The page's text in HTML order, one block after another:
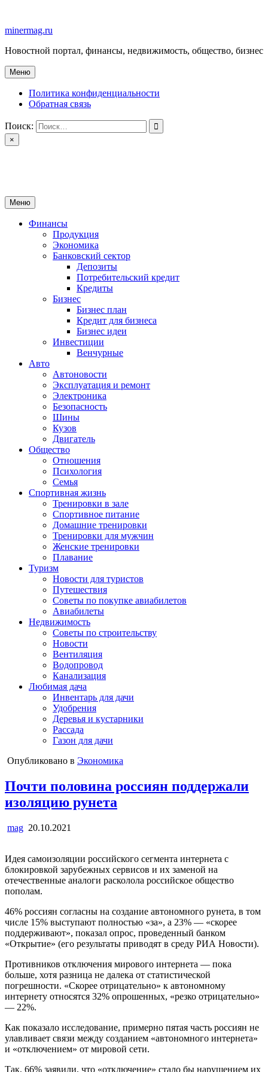
содержимому
minermag.ru
Новостной портал, финансы, недвижимость, общество, бизнес
Меню
Политика конфиденциальности
Обратная связь
Поиск:
×
Меню
Финансы
Продукция
Экономика
Банковский сектор
Депозиты
Потребительский кредит
Кредиты
Бизнес
Бизнес план
Кредит для бизнеса
Бизнес идеи
Инвестиции
Венчурные
Авто
Автоновости
Эксплуатация и ремонт
Электроника
Безопасность
Шины
Кузов
Двигатель
Общество
Отношения
Психология
Семья
Спортивная жизнь
Тренировки в зале
Спортивное питание
Домашние тренировки
Тренировки для мужчин
Женские тренировки
Плавание
Туризм
Новости для туристов
Путешествия
Советы по покупке авиабилетов
Авиабилеты
Недвижимость
Советы по строительству
Новости
Вентиляция
Водопровод
Канализация
Любимая дача
Инвентарь для дачи
Удобрения
Деревья и кустарники
Рассада
Газон для дачи
Опубликовано в Экономика
Почти половина россиян поддержали
изоляцию рунета
mag 20.10.2021
Идея самоизоляции российского сегмента интернета с
блокировкой зарубежных сервисов и их заменой на
отечественные аналоги расколола российское общество
пополам.
46% россиян согласны на создание автономного рунета, в том
числе 15% выступают полностью «за», а 23% — «скорее
поддерживают», показал опрос, проведенный банком
«Открытие» (его результаты приводят в среду РИА Новости).
Противников отключения мирового интернета — пока
больше, хотя разница не далека от статистической
погрешности. «Скорее отрицательно» к автономному
интернету относятся 32% опрошенных, «резко отрицательно»
— 22%.
Как показало исследование, примерно пятая часть россиян не
улавливает связи между созданием «автономного интернета»
и «отключением» от мировой сети.
Так, 66% заявили, что «отключение» стало бы нарушением их